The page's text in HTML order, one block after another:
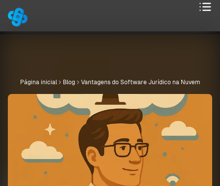
Página inicial Blog Vantagens do Software Jurídico na Nuvem